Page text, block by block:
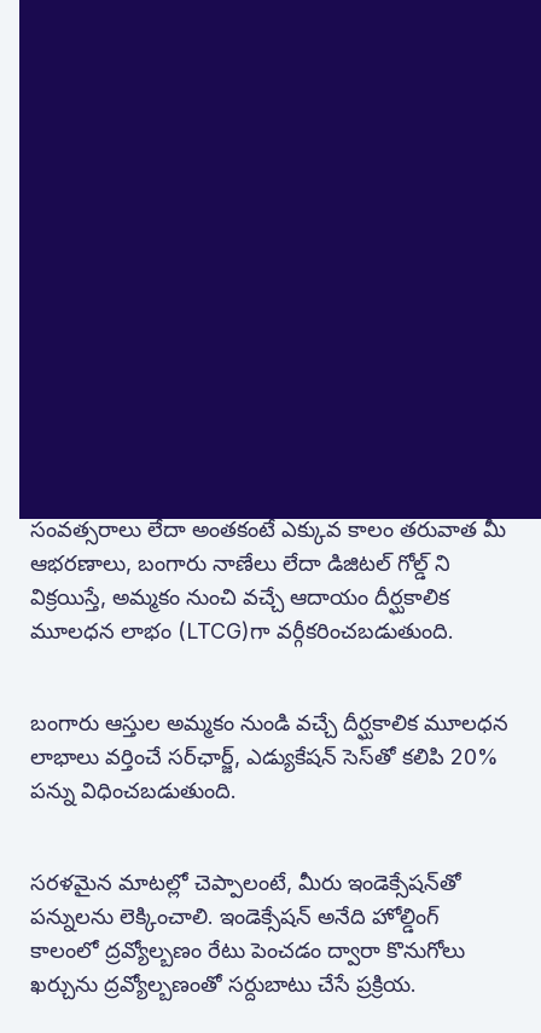
సంవత్సరాలు లేదా అంతకంటే ఎక్కువ కాలం తరువాత మీ
ఆభరణాలు, బంగారు నాణేలు లేదా డిజిటల్ గోల్డ్ ని
విక్రయిస్తే, అమ్మకం నుంచి వచ్చే ఆదాయం దీర్ఘకాలిక
మూలధన లాభం (LTCG)గా వర్గీకరించబడుతుంది.
‍బంగారు ఆస్తుల అమ్మకం నుండి వచ్చే దీర్ఘకాలిక మూలధన
లాభాలు వర్తించే సర్​ఛార్జ్, ఎడ్యుకేషన్ సెస్​తో కలిపి 20%
పన్ను విధించబడుతుంది.
‍సరళమైన మాటల్లో చెప్పాలంటే, మీరు ఇండెక్సేషన్​తో
పన్నులను లెక్కించాలి. ఇండెక్సేషన్ అనేది హోల్డింగ్
కాలంలో ద్రవ్యోల్బణం రేటు పెంచడం ద్వారా కొనుగోలు
ఖర్చును ద్రవ్యోల్బణంతో సర్దుబాటు చేసే ప్రక్రియ.